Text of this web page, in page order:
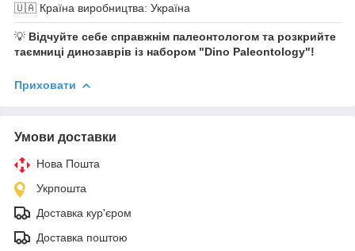
🇺🇦 Країна виробництва: Україна
💡 Відчуйте себе справжнім палеонтологом та розкрийте
таємниці динозаврів із набором "Dino Paleontology"!
Приховати
Умови доставки
Нова Пошта
Укрпошта
Доставка кур'єром
Доставка поштою